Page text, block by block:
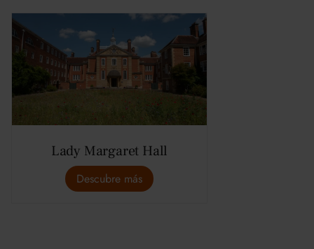
Lady Margaret Hall
Descubre más